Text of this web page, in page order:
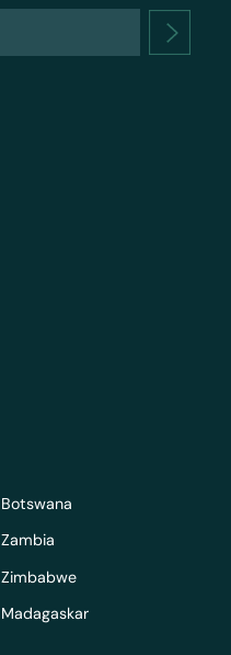
Botswana
Zambia
Zimbabwe
Madagaskar